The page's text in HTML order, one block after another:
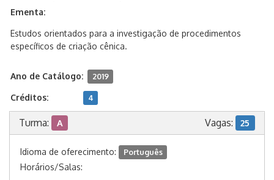
Ementa:
Estudos orientados para a investigação de procedimentos
específicos de criação cênica.
Ano de Catálogo: 2019
Créditos: 4
Turma: A Vagas: 25
Idioma de oferecimento: Português
Horários/Salas: